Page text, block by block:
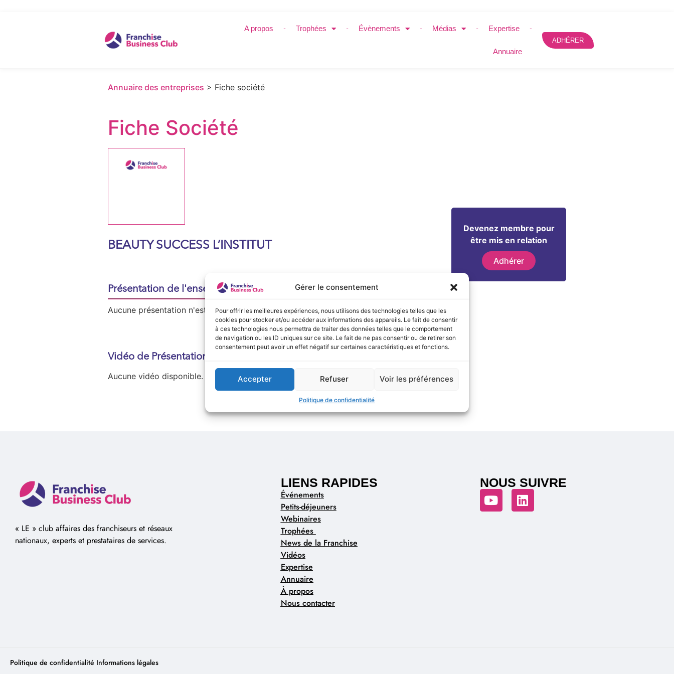
Gérer le consentement
Pour offrir les meilleures expériences, nous utilisons des technologies telles que les
cookies pour stocker et/ou accéder aux informations des appareils. Le fait de consentir
à ces technologies nous permettra de traiter des données telles que le comportement
de navigation ou les ID uniques sur ce site. Le fait de ne pas consentir ou de retirer son
consentement peut avoir un effet négatif sur certaines caractéristiques et fonctions.
Accepter Refuser Voir les préférences
Politique de confidentialité
A propos Trophées Évènements Médias Expertise
Annuaire
ADHÉRER
Annuaire des entreprises > Fiche société
Devenez membre pour
être mis en relation
Adhérer
Fiche Société
BEAUTY SUCCESS L’INSTITUT
Présentation de l'enseigne :
Aucune présentation n'est disponible actuellement !
Vidéo de Présentation
Aucune vidéo disponible.
« LE » club affaires des franchiseurs et réseaux
nationaux, experts et prestataires de services.
LIENS RAPIDES
Événements
Petits-déjeuners
Webinaires
Trophées
News de la Franchise
Vidéos
Expertise
Annuaire
À propos
Nous contacter
NOUS SUIVRE
Politique de confidentialité Informations légales